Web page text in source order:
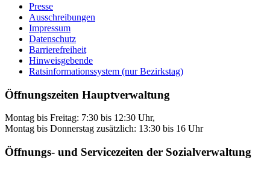
Presse
Ausschreibungen
Impressum
Datenschutz
Barrierefreiheit
Hinweisgebende
Ratsinformationssystem (nur Bezirkstag)
Öffnungszeiten Hauptverwaltung
Montag bis Freitag: 7:30 bis 12:30 Uhr,
Montag bis Donnerstag zusätzlich: 13:30 bis 16 Uhr
Öffnungs- und Servicezeiten der Sozialverwaltung